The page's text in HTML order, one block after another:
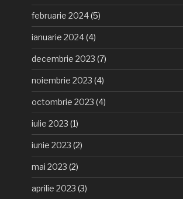
februarie 2024(5)
ianuarie 2024(4)
decembrie 2023 (7)
noiembrie 2023 (4)
octombrie 2023 (4)
iulie 2023 (1)
iunie 2023 (2)
mai 2023 (2)
aprilie 2023 (3)